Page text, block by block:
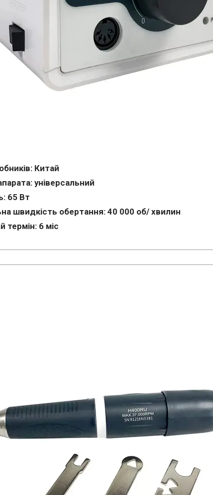
Китай
універсальний
65 Вт
швидкість обертання: 40 000 об/ хвилин
термін: 6 міс